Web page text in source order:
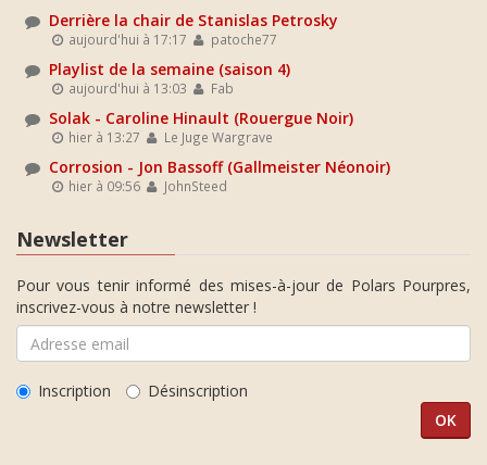
Derrière la chair de Stanislas Petrosky
aujourd'hui à 17:17 patoche77
Playlist de la semaine (saison 4)
aujourd'hui à 13:03 Fab
Solak - Caroline Hinault (Rouergue Noir)
hier à 13:27 Le Juge Wargrave
Corrosion - Jon Bassoff (Gallmeister Néonoir)
hier à 09:56 JohnSteed
Newsletter
Pour vous tenir informé des mises-à-jour de Polars Pourpres,
inscrivez-vous à notre newsletter !
Inscription Désinscription